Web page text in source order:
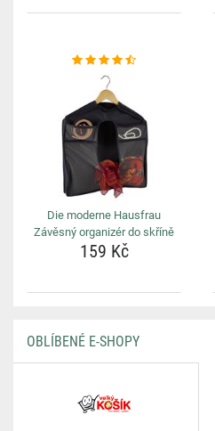
Die moderne Hausfrau
Závěsný organizér do skříně
159 Kč
OBLÍBENÉ E-SHOPY